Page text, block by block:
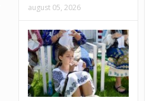
august 05, 2026